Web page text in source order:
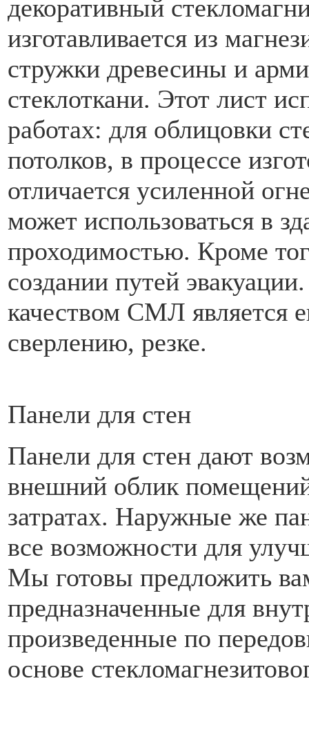
декоративный
изготавливается из
стружки древесины и
стеклоткани. Этот лист
работах: для облицовки
потолков, в процессе
отличается усиленной
может использоваться в
проходимостью. Кроме
создании путей
качеством СМЛ является
сверлению, резке.
Панели для стен
Панели для стен дают
внешний облик
затратах. Наружные же
все возможности для
Мы готовы предложить
предназначенные для
произведенные по
основе